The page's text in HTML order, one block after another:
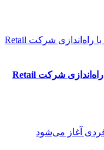
طرح ایده فعالیت خود در بازار عراق را با راه‌اندازی شرکت Retail